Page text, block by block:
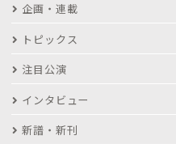
企画・連載
トピックス
注目公演
インタビュー
新譜・新刊